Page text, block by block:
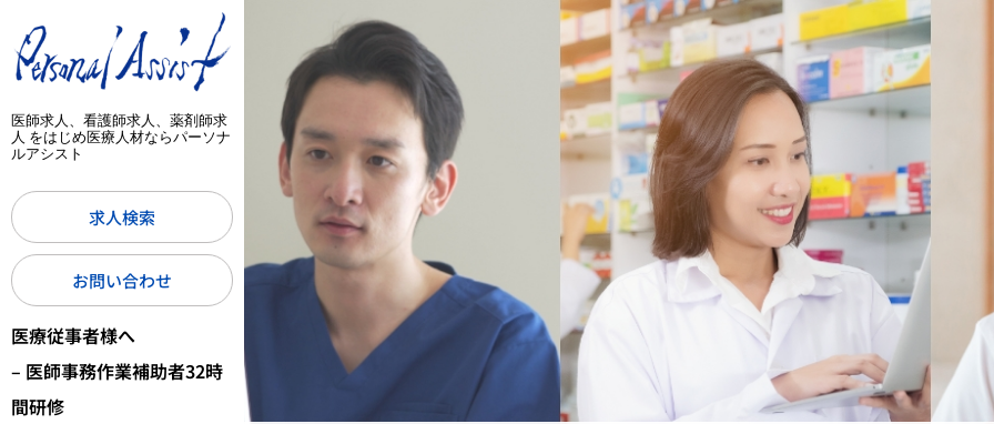
医師求人、看護師求人、薬剤師求
人 をはじめ医療人材ならパーソナ
ルアシスト
求人検索
お問い合わせ
医療従事者様へ
– 医師事務作業補助者32時
間研修